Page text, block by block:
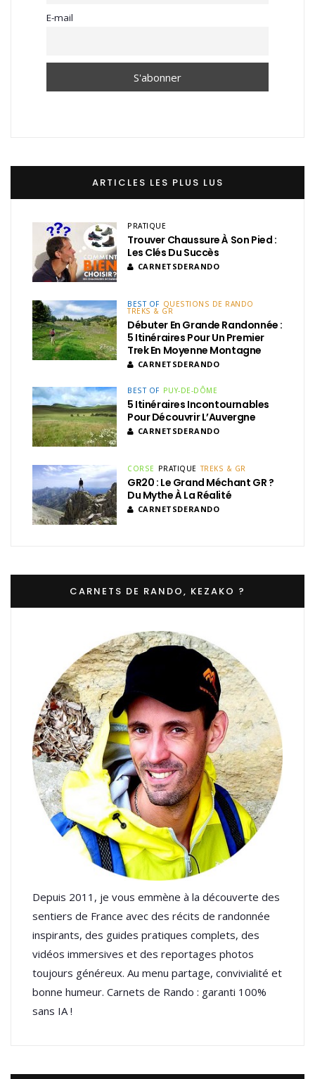
E-mail
ARTICLES LES PLUS LUS
PRATIQUE
Trouver Chaussure À Son Pied :
Les Clés Du Succès
CARNETSDERANDO
BEST OF QUESTIONS DE RANDO
TREKS & GR
Débuter En Grande Randonnée :
5 Itinéraires Pour Un Premier
Trek En Moyenne Montagne
CARNETSDERANDO
BEST OF PUY-DE-DÔME
5 Itinéraires Incontournables
Pour Découvrir L’Auvergne
CARNETSDERANDO
CORSE PRATIQUE TREKS & GR
GR20 : Le Grand Méchant GR ?
Du Mythe À La Réalité
CARNETSDERANDO
CARNETS DE RANDO, KEZAKO ?
Depuis 2011, je vous emmène à la découverte des
sentiers de France avec des récits de randonnée
inspirants, des guides pratiques complets, des
vidéos immersives et des reportages photos
toujours généreux. Au menu partage, convivialité et
bonne humeur. Carnets de Rando : garanti 100%
sans IA !